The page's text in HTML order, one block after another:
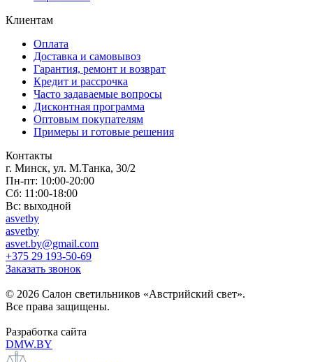
Клиентам
Оплата
Доставка и самовывоз
Гарантия, ремонт и возврат
Кредит и рассрочка
Часто задаваемые вопросы
Дисконтная программа
Оптовым покупателям
Примеры и готовые решения
Контакты
г. Минск, ул. М.Танка, 30/2
Пн-пт: 10:00-20:00
Сб: 11:00-18:00
Вс: выходной
asvetby
asvetby
asvet.by@gmail.com
+375 29 193-50-69
Заказать звонок
© 2026 Салон светильников «Австрийский свет».
Все права защищены.
Разработка сайта
DMW.BY